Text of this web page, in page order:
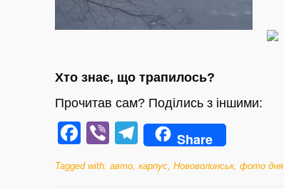
Хто знає, що трапилось?
Прочитав сам? Поділись з іншими:
Facebook
ViberTelegram
Share
Tagged with: авто, карпус, Нововолинськ, фото дня